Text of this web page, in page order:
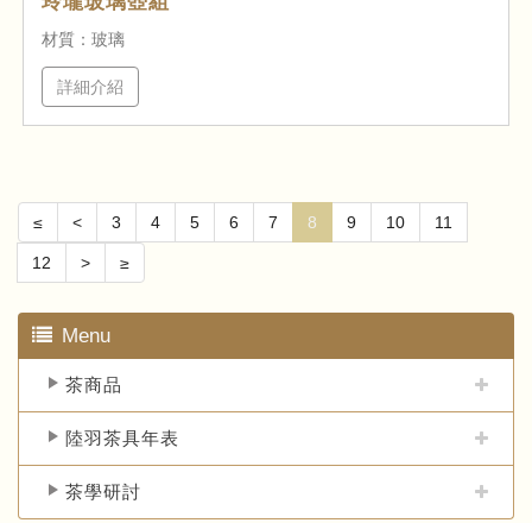
材質：玻璃
詳細介紹
≤ < 3 4 5 6 7 8 9 10 11
12 > ≥
Menu
茶商品
陸羽茶具年表
茶學研討